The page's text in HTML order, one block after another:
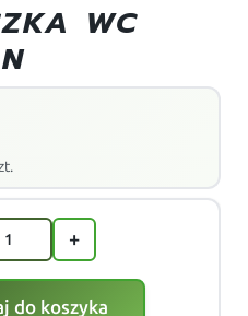
WC
+
do koszyka